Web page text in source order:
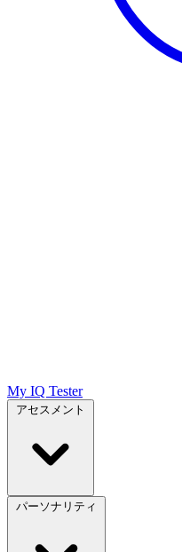
My IQ Tester
アセスメント
パーソナリティ